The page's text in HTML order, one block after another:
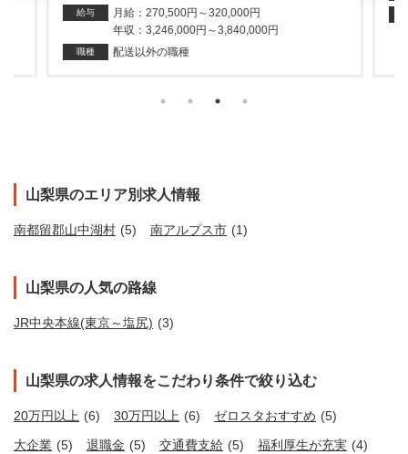
給与
月給：270,500円～320,000円
年収：3,246,000円～3,840,000円
職種 配送以外の職種
山梨県のエリア別求人情報
南都留郡山中湖村 (5) 南アルプス市 (1)
山梨県の人気の路線
JR中央本線(東京～塩尻) (3)
山梨県の求人情報をこだわり条件で絞り込む
20万円以上 (6) 30万円以上 (6) ゼロスタおすすめ (5)
大企業 (5) 退職金 (5) 交通費支給 (5) 福利厚生が充実 (4)